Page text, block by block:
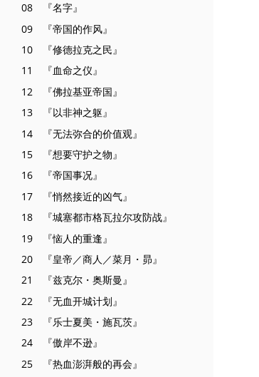
08 『名字』
09 『帝国的作风』
10 『修德拉克之民』
11 『血命之仪』
12 『佛拉基亚帝国』
13 『以非神之躯』
14 『无法弥合的价值观』
15 『想要守护之物』
16 『帝国事况』
17 『悄然接近的凶气』
18 『城塞都市格瓦拉尔攻防战』
19 『恼人的重逢』
20 『皇帝／商人／菜月・昴』
21 『兹克尔・奥斯曼』
22 『无血开城计划』
23 『乐士夏美・施瓦茨』
24 『傲岸不逊』
25 『热血澎湃般的再会』